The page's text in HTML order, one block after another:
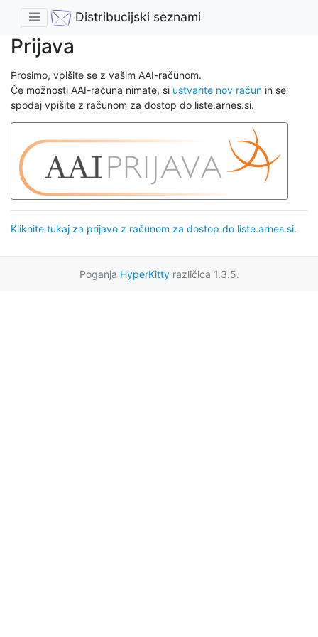
Distribucijski seznami
Prijava
Prosimo, vpišite se z vašim AAI-računom.
Če možnosti AAI-računa nimate, si ustvarite nov račun in se
spodaj vpišite z računom za dostop do liste.arnes.si.
Kliknite tukaj za prijavo z računom za dostop do liste.arnes.si.
Poganja HyperKittyrazličica 1.3.5.